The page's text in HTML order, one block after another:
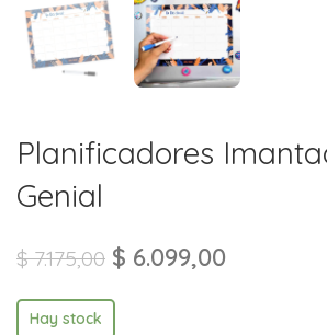
Planificadores
Genial
$7.175,00 $ 6.099,00
Hay stock